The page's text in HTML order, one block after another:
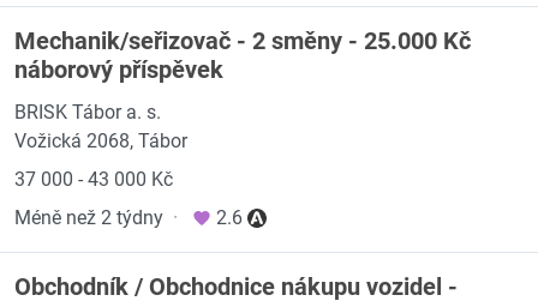
Mechanik/seřizovač - 2 směny - 25.000 Kč
náborový příspěvek
BRISK Tábor a. s.
Vožická 2068, Tábor
37 000 - 43 000 Kč
Méně než 2 týdny · 2.6
Obchodník / Obchodnice nákupu vozidel -